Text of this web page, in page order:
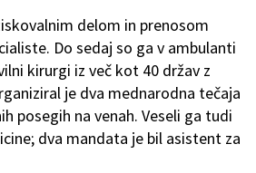
delom in prenosom
Do sedaj so ga v ambulanti
kirurgi iz več kot 40 držav z
je dva mednarodna tečaja
posegih na venah. Veseli ga tudi
dva mandata je bil asistent za